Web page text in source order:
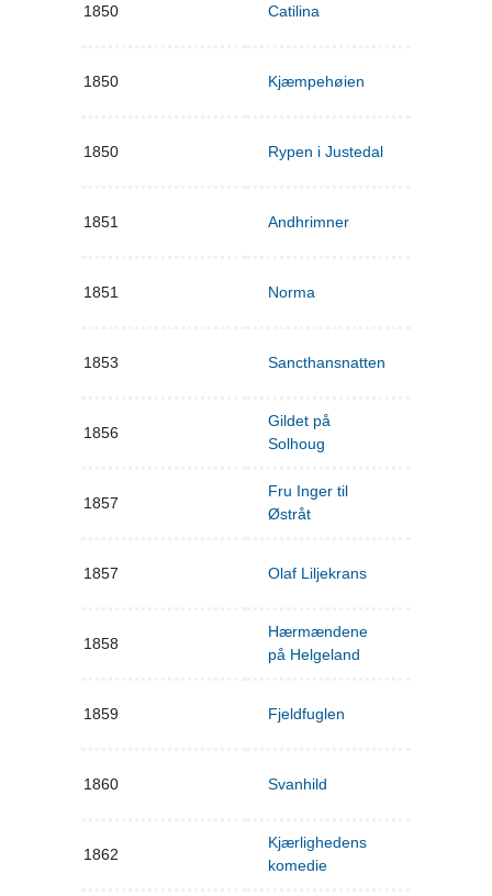
1850 Catilina
1850 Kjæmpehøien
1850 Rypen i Justedal
1851 Andhrimner
1851 Norma
1853 Sancthansnatten
1856
Gildet på
Solhoug
1857
Fru Inger til
Østråt
1857 Olaf Liljekrans
1858
Hærmændene
på Helgeland
1859 Fjeldfuglen
1860 Svanhild
1862
Kjærlighedens
komedie